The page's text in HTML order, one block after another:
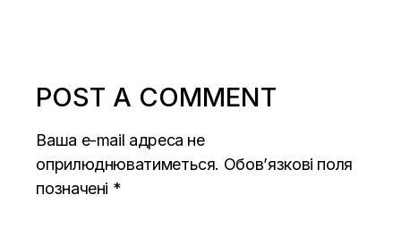
POST A COMMENT
Ваша e-mail адреса не
оприлюднюватиметься. Обов’язкові поля
позначені *